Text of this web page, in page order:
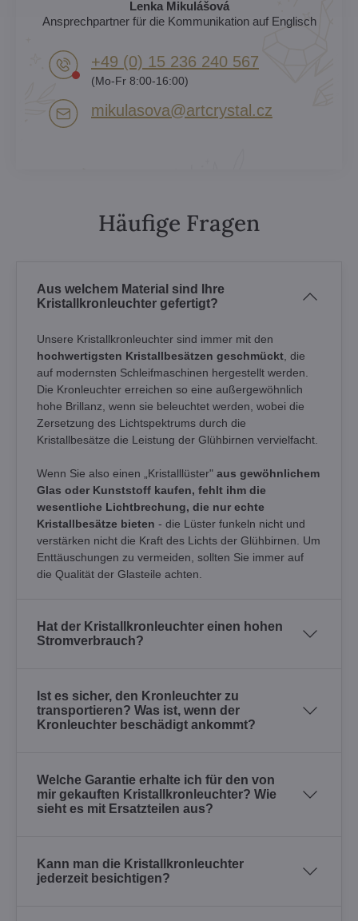
Lenka Mikulášová
Ansprechpartner für die Kommunikation auf Englisch
+49 (0) 15 236 240 567
(Mo-Fr 8:00-16:00)
mikulasova​@artcrystal​.cz
Häufige Fragen
Aus welchem Material sind Ihre
Kristallkronleuchter gefertigt?
Unsere Kristallkronleuchter sind immer mit den
hochwertigsten Kristallbesätzen geschmückt , die
auf modernsten Schleifmaschinen hergestellt werden.
Die Kronleuchter erreichen so eine außergewöhnlich
hohe Brillanz, wenn sie beleuchtet werden, wobei die
Zersetzung des Lichtspektrums durch die
Kristallbesätze die Leistung der Glühbirnen vervielfacht.
Wenn Sie also einen „Kristalllüster" aus gewöhnlichem
Glas oder Kunststoff kaufen, fehlt ihm die
wesentliche Lichtbrechung, die nur echte
Kristallbesätze bieten - die Lüster funkeln nicht und
verstärken nicht die Kraft des Lichts der Glühbirnen. Um
Enttäuschungen zu vermeiden, sollten Sie immer auf
die Qualität der Glasteile achten.
Hat der Kristallkronleuchter einen hohen
Stromverbrauch?
Ist es sicher, den Kronleuchter zu
transportieren? Was ist, wenn der
Kronleuchter beschädigt ankommt?
Welche Garantie erhalte ich für den von
mir gekauften Kristallkronleuchter? Wie
sieht es mit Ersatzteilen aus?
Kann man die Kristallkronleuchter
jederzeit besichtigen?